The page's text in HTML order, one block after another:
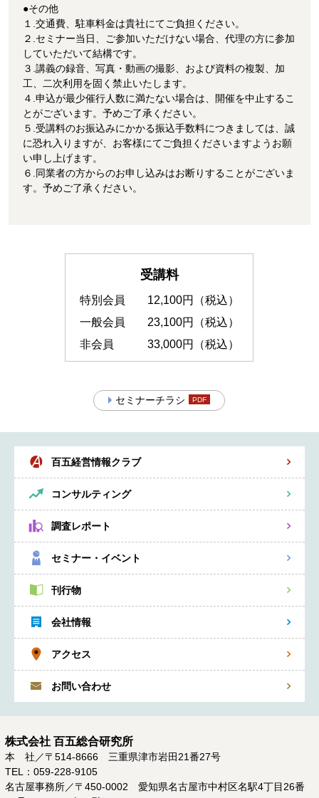
●その他
１.交通費、駐車料金は貴社にてご負担ください。
２.セミナー当日、ご参加いただけない場合、代理の方に参加
していただいて結構です。
３.講義の録音、写真・動画の撮影、および資料の複製、加
工、二次利用を固く禁止いたします。
４.申込が最少催行人数に満たない場合は、開催を中止するこ
とがございます。予めご了承ください。
５.受講料のお振込みにかかる振込手数料につきましては、誠
に恐れ入りますが、お客様にてご負担くださいますようお願
い申し上げます。
６.同業者の方からのお申し込みはお断りすることがございま
す。予めご了承ください。
受講料
特別会員
12,100円（税込）
一般会員
23,100円（税込）
非会員
33,000円（税込）
セミナーチラシ
百五経営情報クラブ
コンサルティング
調査レポート
セミナー・イベント
刊行物
会社情報
アクセス
お問い合わせ
株式会社 百五総合研究所
本 社／〒514-8666 三重県津市岩田21番27号
TEL：059-228-9105
名古屋事務所／〒450-0002 愛知県名古屋市中村区名駅4丁目26番